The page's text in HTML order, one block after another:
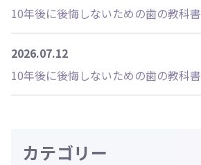
10年後に後悔しないための歯の教科書
2026.07.12
10年後に後悔しないための歯の教科書
カテゴリー